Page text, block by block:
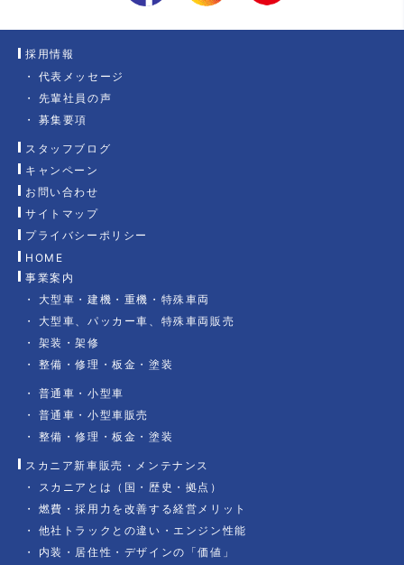
HOME
事業案内
大型車・建機・重機・特殊車両
大型車、パッカー車、特殊車両販売
架装・架修
整備・修理・板金・塗装
普通車・小型車
普通車・小型車販売
整備・修理・板金・塗装
スカニア新車販売・メンテナンス
スカニアとは（国・歴史・拠点）
燃費・採用力を改善する経営メリット
他社トラックとの違い・エンジン性能
内装・居住性・デザインの「価値」
採用情報
代表メッセージ
先輩社員の声
募集要項
スタッフブログ
キャンペーン
お問い合わせ
サイトマップ
プライバシーポリシー